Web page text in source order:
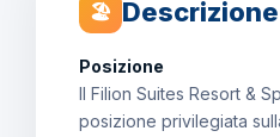
🏖 Descrizione
Posizione
Il Filion Suites Resort &
posizione privilegiata